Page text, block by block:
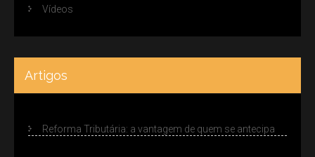
Vídeos
Artigos
Reforma Tributária: a vantagem de quem se antecipa